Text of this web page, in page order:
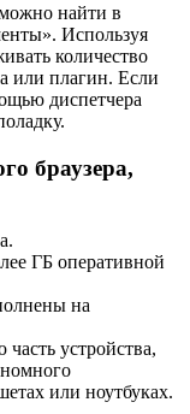
найти в
Используя
количество
или плагин. Если
диспетчера
браузера,
ГБ оперативной
на
устройства,
или ноутбуках.